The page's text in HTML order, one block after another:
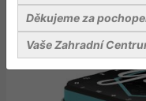
Dóza na čaj:
Děkujeme za
Vaše Zahradní